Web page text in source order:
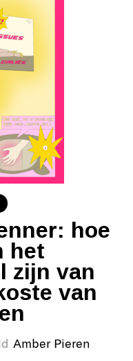
hoe
het
zijn van
van
Amber Pieren